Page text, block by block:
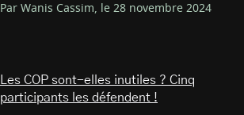
Par Wanis Cassim, le 28 novembre 2024
Les COP sont-elles inutiles ? Cinq
participants les défendent !